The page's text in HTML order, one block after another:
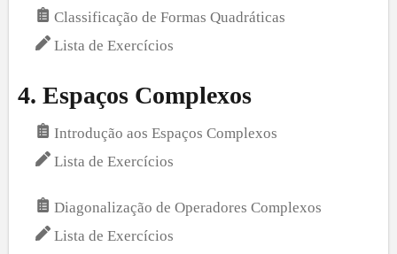
Classificação de Formas Quadráticas
Lista de Exercícios
4. Espaços Complexos
Introdução aos Espaços Complexos
Lista de Exercícios
Diagonalização de Operadores Complexos
Lista de Exercícios